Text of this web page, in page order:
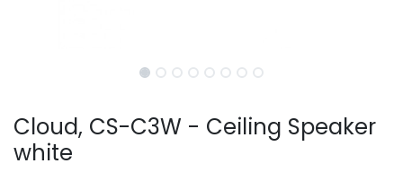
Cloud, CS-C3W - Ceiling Speaker
white